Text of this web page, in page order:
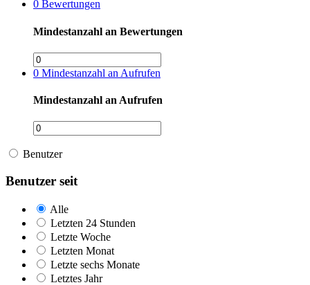
0 Bewertungen
Mindestanzahl an Bewertungen
0 Mindestanzahl an Aufrufen
Mindestanzahl an Aufrufen
Benutzer
Benutzer seit
Alle
Letzten 24 Stunden
Letzte Woche
Letzten Monat
Letzte sechs Monate
Letztes Jahr